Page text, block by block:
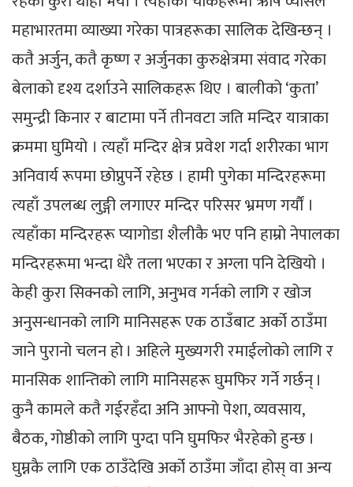
महाभारतमा व्याख्या गरेका पात्रहरूका सालिक देखिन्छन् ।
कतै अर्जुन, कतै कृष्ण र अर्जुनका कुरुक्षेत्रमा संवाद गरेका
बेलाको दृश्य दर्शाउने सालिकहरू थिए । बालीको ‘कुता’
समुन्द्री किनार र बाटामा पर्ने तीनवटा जति मन्दिर यात्राका
क्रममा घुमियो । त्यहाँ मन्दिर क्षेत्र प्रवेश गर्दा शरीरका भाग
अनिवार्य रूपमा छोप्नुपर्ने रहेछ । हामी पुगेका मन्दिरहरूमा
त्यहाँ उपलब्ध लुङ्गी लगाएर मन्दिर परिसर भ्रमण गर्यौं ।
त्यहाँका मन्दिरहरू प्यागोडा शैलीकै भए पनि हाम्रो नेपालका
मन्दिरहरूमा भन्दा धेरै तला भएका र अग्ला पनि देखियो ।
केही कुरा सिक्नको लागि, अनुभव गर्नको लागि र खोज
अनुसन्धानको लागि मानिसहरू एक ठाउँबाट अर्को ठाउँमा
जाने पुरानो चलन हो । अहिले मुख्यगरी रमाईलोको लागि र
मानसिक शान्तिको लागि मानिसहरू घुमफिर गर्ने गर्छन् ।
कुनै कामले कतै गईरहँदा अनि आफ्नो पेशा, व्यवसाय,
बैठक, गोष्ठीको लागि पुग्दा पनि घुमफिर भैरहेको हुन्छ ।
घुम्नकै लागि एक ठाउँदेखि अर्को ठाउँमा जाँदा होस् वा अन्य